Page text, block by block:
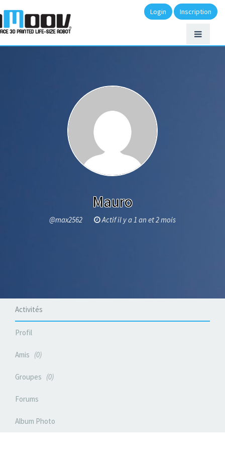
Login Inscription
Mauro
@max2562 Actif il y a 1 an et 2 mois
Activités
Profil
Amis 0
Groupes 0
Forums
Album Photo